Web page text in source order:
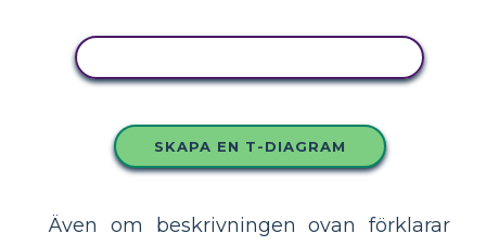
SKAPA EN T-DIAGRAM
Även om beskrivningen ovan förklarar